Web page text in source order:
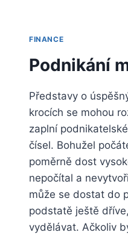
FINANCE
Podnikání
Představy o
krocích se mohou
zaplní
čísel. Bohužel
poměrně dost
nepočítal a
může se dostat do
podstatě ještě
vydělávat. Ačkoliv